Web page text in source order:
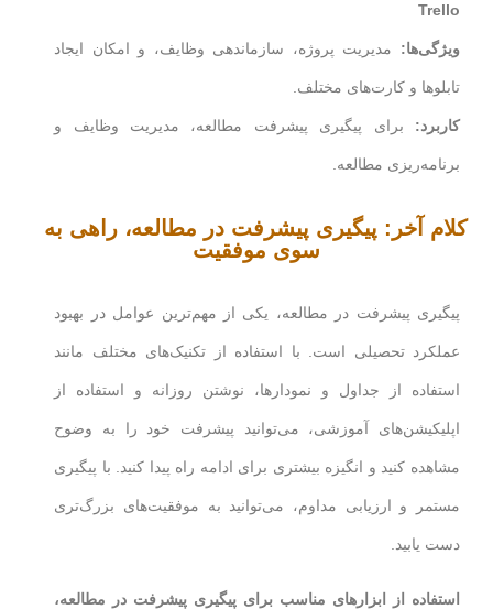
Trello
ویژگی‌ها: مدیریت پروژه، سازماندهی وظایف، و امکان ایجاد
تابلوها و کارت‌های مختلف.
کاربرد: برای پیگیری پیشرفت مطالعه، مدیریت وظایف و
برنامه‌ریزی مطالعه.
کلام آخر: پیگیری پیشرفت در مطالعه، راهی به
سوی موفقیت
پیگیری پیشرفت در مطالعه، یکی از مهم‌ترین عوامل در بهبود
عملکرد تحصیلی است. با استفاده از تکنیک‌های مختلف مانند
استفاده از جداول و نمودارها، نوشتن روزانه و استفاده از
اپلیکیشن‌های آموزشی، می‌توانید پیشرفت خود را به وضوح
مشاهده کنید و انگیزه بیشتری برای ادامه راه پیدا کنید. با پیگیری
مستمر و ارزیابی مداوم، می‌توانید به موفقیت‌های بزرگ‌تری
دست یابید.
استفاده از ابزارهای مناسب برای پیگیری پیشرفت در مطالعه،